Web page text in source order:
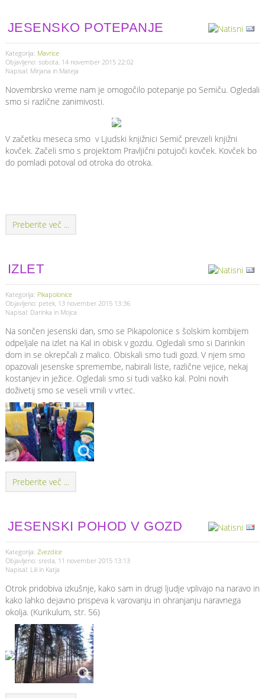
JESENSKO POTEPANJE
Kategorija: Mavrice
Objavljeno: sobota, 14 november 2015 22:02
Napisal: Mirjana in Mateja
Novembrsko vreme nam je omogočilo potepanje po Semiču. Ogledali
smo si različne zanimivosti.
V začetku meseca smo v Ljudski knjižnici Semič prevzeli knjižni
kovček. Začeli smo s projektom Pravljični potujoči kovček. Kovček bo
do pomladi potoval od otroka do otroka.
Preberite več ...
IZLET
Kategorija: Pikapolonice
Objavljeno: petek, 13 november 2015 13:36
Napisal: Darinka in Mojca
Na sončen jesenski dan, smo se Pikapolonice s šolskim kombijem
odpeljale na izlet na Kal in obisk v gozdu. Ogledali smo si Darinkin
dom in se okrepčali z malico. Obiskali smo tudi gozd. V njem smo
opazovali jesenske spremembe, nabirali liste, različne vejice, nekaj
kostanjev in ježice. Ogledali smo si tudi vaško kal. Polni novih
doživetij smo se veseli vrnili v vrtec.
Preberite več ...
JESENSKI POHOD V GOZD
Kategorija: Zvezdice
Objavljeno: sreda, 11 november 2015 13:13
Napisal: Lili in Katja
Otrok pridobiva izkušnje, kako sam in drugi ljudje vplivajo na naravo in
kako lahko dejavno prispeva k varovanju in ohranjanju naravnega
okolja. (Kurikulum, str. 56)